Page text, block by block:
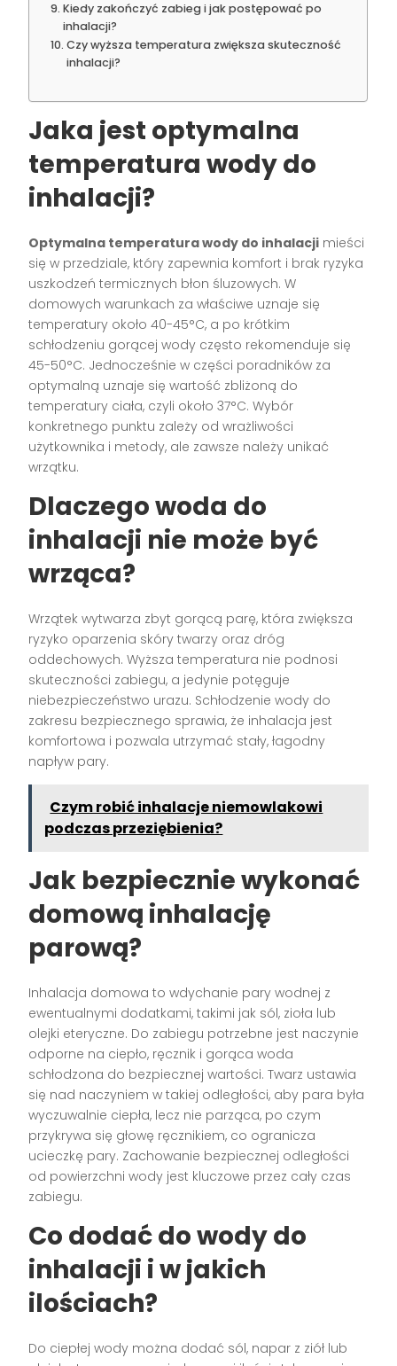
Kiedy zakończyć zabieg i jak postępować po
inhalacji?
Czy wyższa temperatura zwiększa skuteczność
inhalacji?
Jaka jest optymalna
temperatura wody do
inhalacji?
Optymalna temperatura wody do inhalacji mieści
się w przedziale, który zapewnia komfort i brak ryzyka
uszkodzeń termicznych błon śluzowych. W
domowych warunkach za właściwe uznaje się
temperatury około 40-45°C, a po krótkim
schłodzeniu gorącej wody często rekomenduje się
45-50°C. Jednocześnie w części poradników za
optymalną uznaje się wartość zbliżoną do
temperatury ciała, czyli około 37°C. Wybór
konkretnego punktu zależy od wrażliwości
użytkownika i metody, ale zawsze należy unikać
wrzątku.
Dlaczego woda do
inhalacji nie może być
wrząca?
Wrzątek wytwarza zbyt gorącą parę, która zwiększa
ryzyko oparzenia skóry twarzy oraz dróg
oddechowych. Wyższa temperatura nie podnosi
skuteczności zabiegu, a jedynie potęguje
niebezpieczeństwo urazu. Schłodzenie wody do
zakresu bezpiecznego sprawia, że inhalacja jest
komfortowa i pozwala utrzymać stały, łagodny
napływ pary.
Czym robić inhalacje niemowlakowi
podczas przeziębienia?
Jak bezpiecznie wykonać
domową inhalację
parową?
Inhalacja domowa to wdychanie pary wodnej z
ewentualnymi dodatkami, takimi jak sól, zioła lub
olejki eteryczne. Do zabiegu potrzebne jest naczynie
odporne na ciepło, ręcznik i gorąca woda
schłodzona do bezpiecznej wartości. Twarz ustawia
się nad naczyniem w takiej odległości, aby para była
wyczuwalnie ciepła, lecz nie parząca, po czym
przykrywa się głowę ręcznikiem, co ogranicza
ucieczkę pary. Zachowanie bezpiecznej odległości
od powierzchni wody jest kluczowe przez cały czas
zabiegu.
Co dodać do wody do
inhalacji i w jakich
ilościach?
Do ciepłej wody można dodać sól, napar z ziół lub